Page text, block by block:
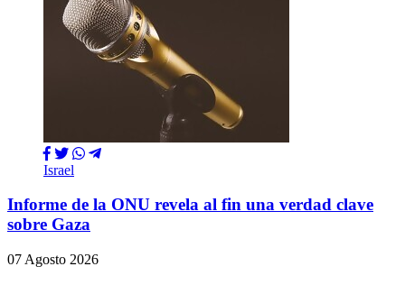
Israel
Informe de la ONU revela al fin una verdad clave
sobre Gaza
07 Agosto 2026